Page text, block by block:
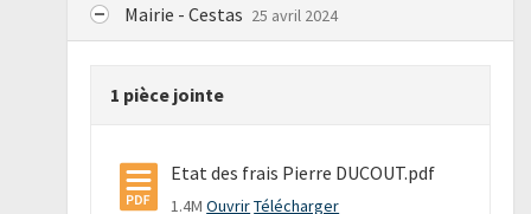
Mairie - Cestas 25 avril 2024
1 pièce jointe
Etat des frais Pierre DUCOUT.pdf
1.4MOuvrirTélécharger